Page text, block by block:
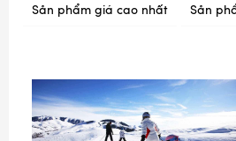
Sản phẩm giá cao nhất Sản